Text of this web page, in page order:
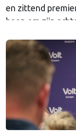
en zittend
heen om zijn
eigen ogen zien